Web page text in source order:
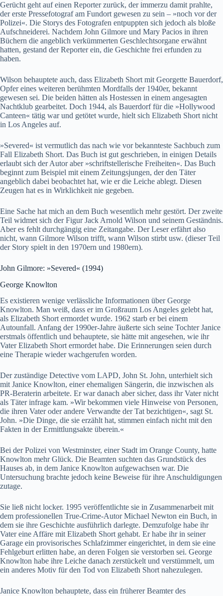
Gerücht geht auf einen Reporter zurück, der immerzu damit prahlte,
der erste Pressefotograf am Fundort gewesen zu sein – »noch vor der
Polizei«. Die Storys des Fotografen entpuppten sich jedoch als bloße
Aufschneiderei. Nachdem John Gilmore und Mary Pacios in ihren
Büchern die angeblich verkümmerten Geschlechtsorgane erwähnt
hatten, gestand der Reporter ein, die Geschichte frei erfunden zu
haben.
Wilson behauptete auch, dass Elizabeth Short mit Georgette Bauerdorf,
Opfer eines weiteren berühmten Mordfalls der 1940er, bekannt
gewesen sei. Die beiden hätten als Hostessen in einem angesagten
Nachtklub gearbeitet. Doch 1944, als Bauerdorf für die »Hollywood
Canteen« tätig war und getötet wurde, hielt sich Elizabeth Short nicht
in Los Angeles auf.
»Severed« ist vermutlich das nach wie vor bekannteste Sachbuch zum
Fall Elizabeth Short. Das Buch ist gut geschrieben, in einigen Details
erlaubt sich der Autor aber »schriftstellerische Freiheiten«. Das Buch
beginnt zum Beispiel mit einem Zeitungsjungen, der den Täter
angeblich dabei beobachtet hat, wie er die Leiche ablegt. Diesen
Zeugen hat es in Wirklichkeit nie gegeben.
Eine Sache hat mich an dem Buch wesentlich mehr gestört. Der zweite
Teil widmet sich der Figur Jack Arnold Wilson und seinem Geständnis.
Aber es fehlt durchgängig eine Zeitangabe. Der Leser erfährt also
nicht, wann Gilmore Wilson trifft, wann Wilson stirbt usw. (dieser Teil
der Story spielt in den 1970ern und 1980ern).
John Gilmore: »Severed« (1994)
George Knowlton
Es existieren wenige verlässliche Informationen über George
Knowlton. Man weiß, dass er im Großraum Los Angeles gelebt hat,
als Elizabeth Short ermordet wurde. 1962 starb er bei einem
Autounfall. Anfang der 1990er-Jahre äußerte sich seine Tochter Janice
erstmals öffentlich und behauptete, sie hätte mit angesehen, wie ihr
Vater Elizabeth Short ermordet habe. Die Erinnerungen seien durch
eine Therapie wieder wachgerufen worden.
Der zuständige Detective vom LAPD, John St. John, unterhielt sich
mit Janice Knowlton, einer ehemaligen Sängerin, die inzwischen als
PR-Beraterin arbeitete. Er war danach aber sicher, dass ihr Vater nicht
als Täter infrage kam. »Wir bekommen viele Hinweise von Personen,
die ihren Vater oder andere Verwandte der Tat bezichtigen«, sagt St.
John. »Die Dinge, die sie erzählt hat, stimmen einfach nicht mit den
Fakten in der Ermittlungsakte überein.«
Bei der Polizei von Westminster, einer Stadt im Orange County, hatte
Knowlton mehr Glück. Die Beamten suchten das Grundstück des
Hauses ab, in dem Janice Knowlton aufgewachsen war. Die
Untersuchung brachte jedoch keine Beweise für ihre Anschuldigungen
zutage.
Sie ließ nicht locker. 1995 veröffentlichte sie in Zusammenarbeit mit
dem professionellen True-Crime-Autor Michael Newton ein Buch, in
dem sie ihre Geschichte ausführlich darlegte. Demzufolge habe ihr
Vater eine Affäre mit Elizabeth Short gehabt. Er habe ihr in seiner
Garage ein provisorisches Schlafzimmer eingerichtet, in dem sie eine
Fehlgeburt erlitten habe, an deren Folgen sie verstorben sei. George
Knowlton habe ihre Leiche danach zerstückelt und verstümmelt, um
ein anderes Motiv für den Tod von Elizabeth Short nahezulegen.
Janice Knowlton behauptete, dass ein früherer Beamter des